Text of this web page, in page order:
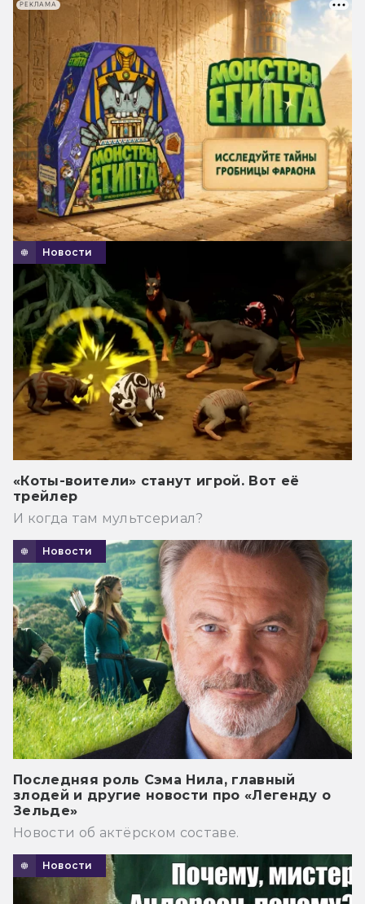
Новости
«Коты-воители» станут игрой. Вот её
трейлер
И когда там мультсериал?
Новости
Последняя роль Сэма Нила, главный
злодей и другие новости про «Легенду о
Зельде»
Новости об актёрском составе.
Новости
РЕКЛАМА